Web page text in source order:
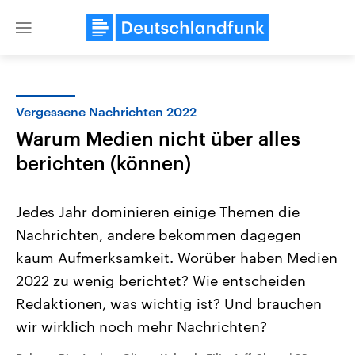
Close
Landtagswahl Sachsen-Anhalt
2026
Alle Informationen
Sachsen-Anhalt wählt am 6.
September 2026 einen neuen
Bundesland von einer Koalition aus
USA
Aktuelle Beiträge,
Hintergründe
gehören die Vereinigten
mit großem Einfluss auf
Vergessene Nachrichten 2022
Warum Medien nicht über alles
berichten (können)
Jedes Jahr dominieren einige Themen die
Nachrichten, andere bekommen dagegen
kaum Aufmerksamkeit. Worüber haben Medien
2022 zu wenig berichtet? Wie entscheiden
Redaktionen, was wichtig ist? Und brauchen
wir wirklich noch mehr Nachrichten?